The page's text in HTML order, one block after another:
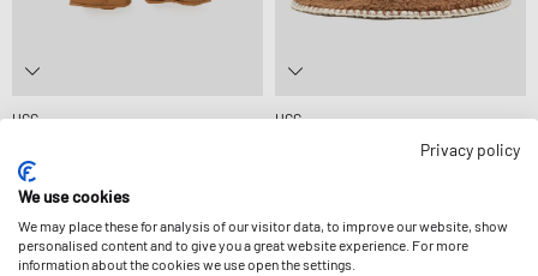
UGG
STÄRKER REDUZIERT
UGG
-45% -15%
Privacy policy
We use cookies
We may place these for analysis of our visitor data, to improve our website, show
personalised content and to give you a great website experience. For more
information about the cookies we use open the settings.